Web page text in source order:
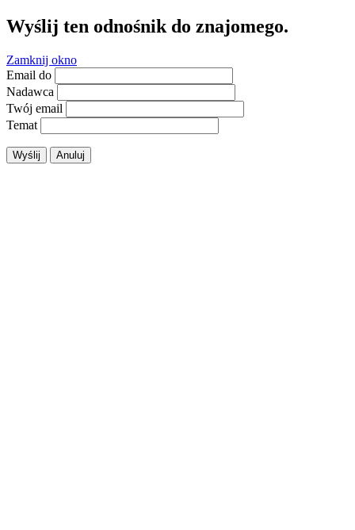
Wyślij ten odnośnik do znajomego.
Zamknij okno
Email do
Nadawca
Twój email
Temat
Wyślij Anuluj